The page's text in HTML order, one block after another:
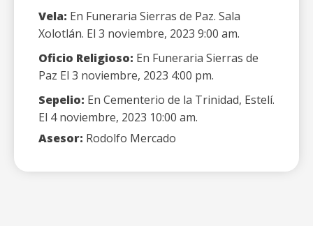
Vela: En Funeraria Sierras de Paz. Sala
Xolotlán. El 3 noviembre, 2023 9:00 am.
Oficio Religioso: En Funeraria Sierras de
Paz El 3 noviembre, 2023 4:00 pm.
Sepelio: En Cementerio de la Trinidad, Estelí.
El 4 noviembre, 2023 10:00 am.
Asesor: Rodolfo Mercado